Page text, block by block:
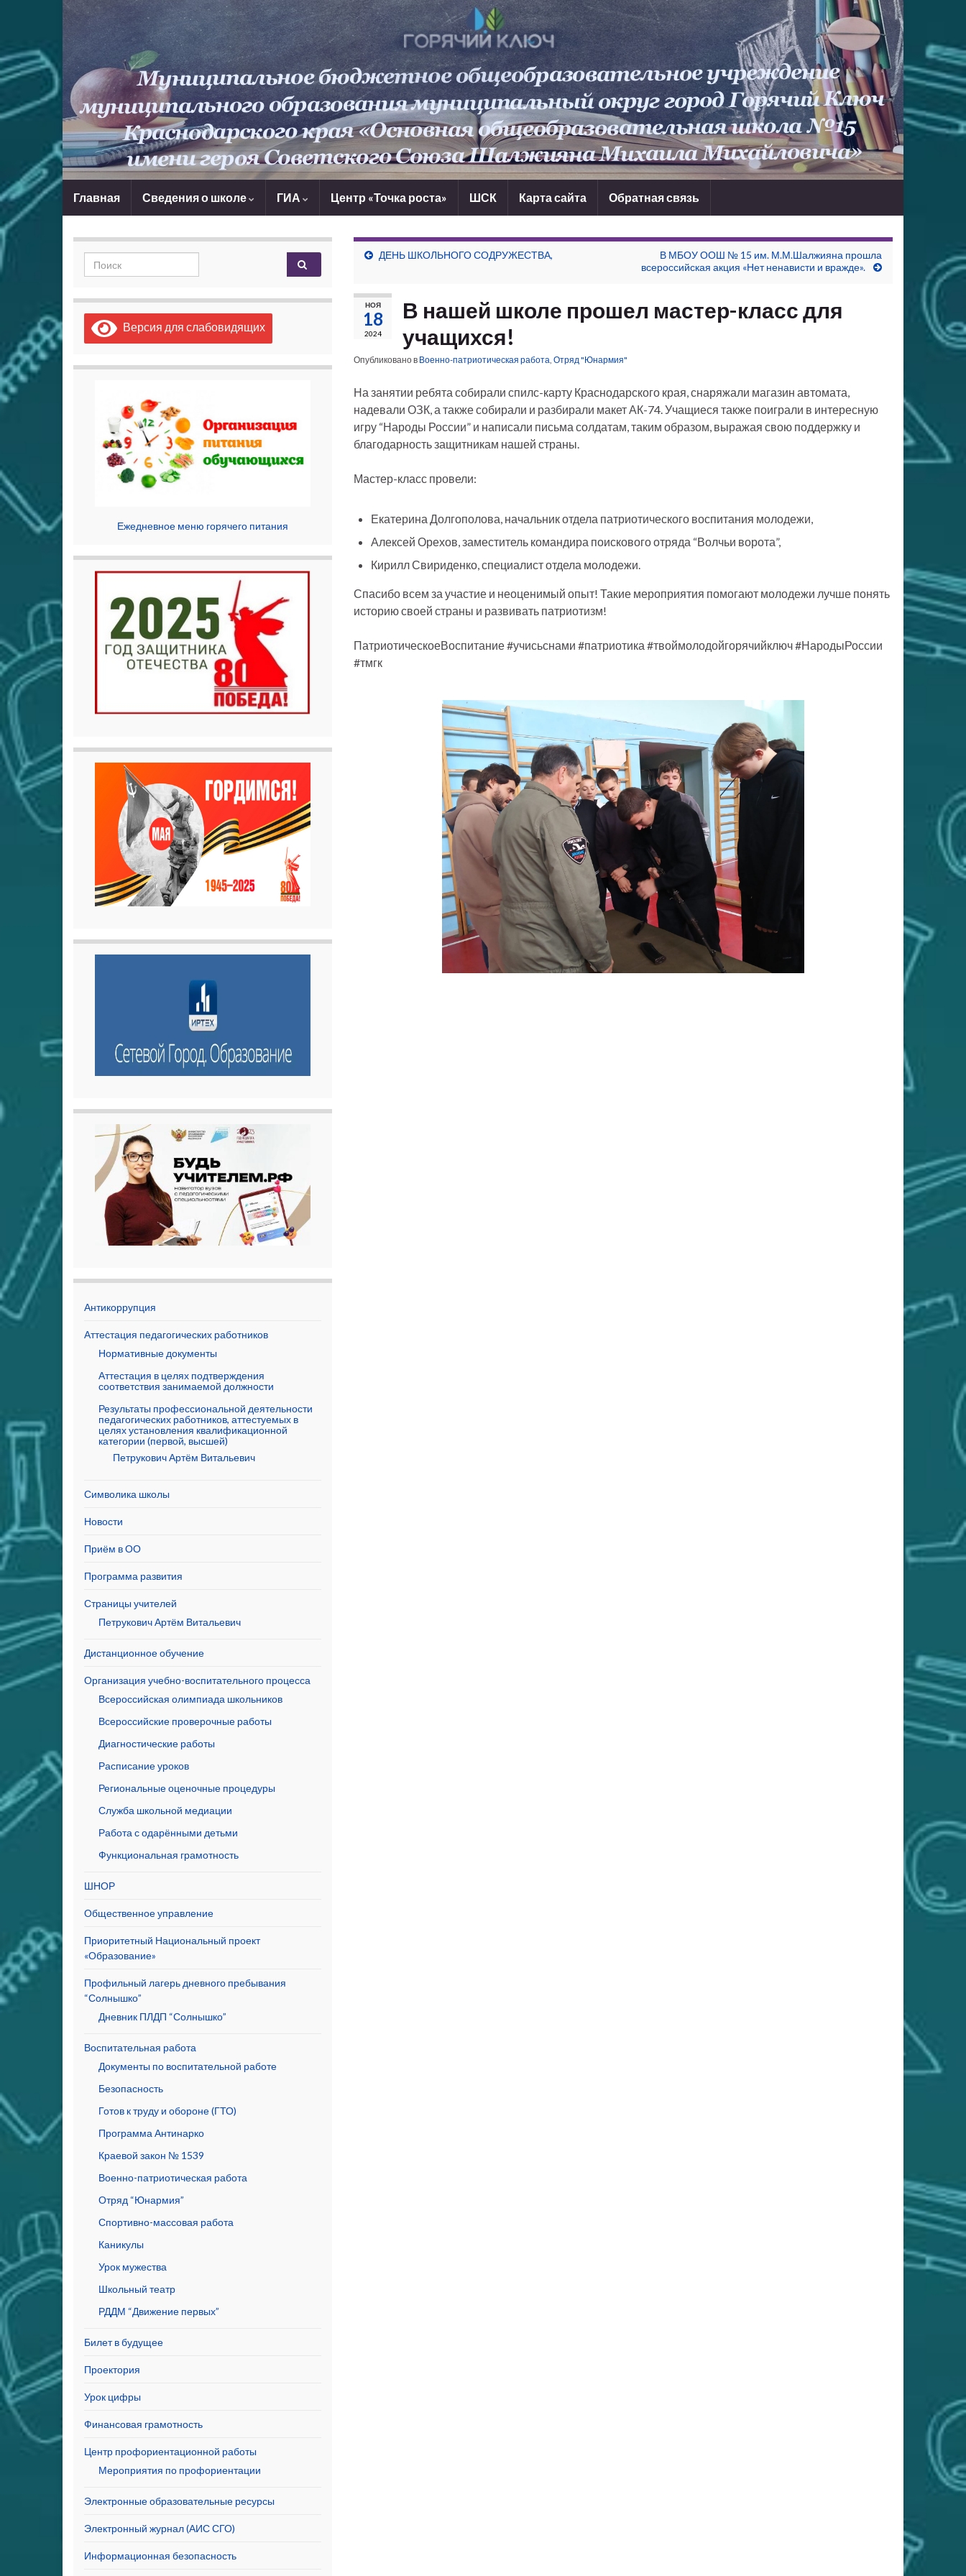
Главная Сведения о школе ГИА Центр «Точка роста» ШСК Карта сайта Обратная связь
ДЕНЬ ШКОЛЬНОГО СОДРУЖЕСТВА,
В МБОУ ООШ № 15 им. М.М.Шалжияна прошла
всероссийская акция «Нет ненависти и вражде».
НОЯ
18
2024
В нашей школе прошел мастер-класс для
учащихся!
Опубликовано в Военно-патриотическая работа, Отряд "Юнармия"
На занятии ребята собирали спилс-карту Краснодарского края, снаряжали магазин автомата,
надевали ОЗК, а также собирали и разбирали макет АК-74. Учащиеся также поиграли в интересную
игру “Народы России” и написали письма солдатам, таким образом, выражая свою поддержку и
благодарность защитникам нашей страны.
Мастер-класс провели:
Екатерина Долгополова, начальник отдела патриотического воспитания молодежи,
Алексей Орехов, заместитель командира поискового отряда “Волчьи ворота”,
Кирилл Свириденко, специалист отдела молодежи.
Спасибо всем за участие и неоценимый опыт! Такие мероприятия помогают молодежи лучше понять
историю своей страны и развивать патриотизм!
ПатриотическоеВоспитание #учисьснами #патриотика #твоймолодойгорячийключ #НародыРоссии
#тмгк
Search for:
Версия для слабовидящих
Ежедневное меню горячего питания
Антикоррупция
Аттестация педагогических работников
Нормативные документы
Аттестация в целях подтверждения
соответствия занимаемой должности
Результаты профессиональной деятельности
педагогических работников, аттестуемых в
целях установления квалификационной
категории (первой, высшей)
Петрукович Артём Витальевич
Символика школы
Новости
Приём в ОО
Программа развития
Страницы учителей
Петрукович Артём Витальевич
Дистанционное обучение
Организация учебно-воспитательного процесса
Всероссийская олимпиада школьников
Всероссийские проверочные работы
Диагностические работы
Расписание уроков
Региональные оценочные процедуры
Служба школьной медиации
Работа с одарёнными детьми
Функциональная грамотность
ШНОР
Общественное управление
Приоритетный Национальный проект
«Образование»
Профильный лагерь дневного пребывания
“Солнышко”
Дневник ПЛДП “Солнышко”
Воспитательная работа
Документы по воспитательной работе
Безопасность
Готов к труду и обороне (ГТО)
Программа Антинарко
Краевой закон № 1539
Военно-патриотическая работа
Отряд “Юнармия”
Спортивно-массовая работа
Каникулы
Урок мужества
Школьный театр
РДДМ “Движение первых”
Билет в будущее
Проектория
Урок цифры
Финансовая грамотность
Центр профориентационной работы
Мероприятия по профориентации
Электронные образовательные ресурсы
Электронный журнал (АИС СГО)
Информационная безопасность